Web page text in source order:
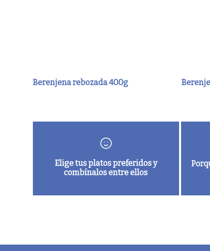
Berenjena rebozada 400g
Elige tus platos preferidos y
combínalos entre ellos